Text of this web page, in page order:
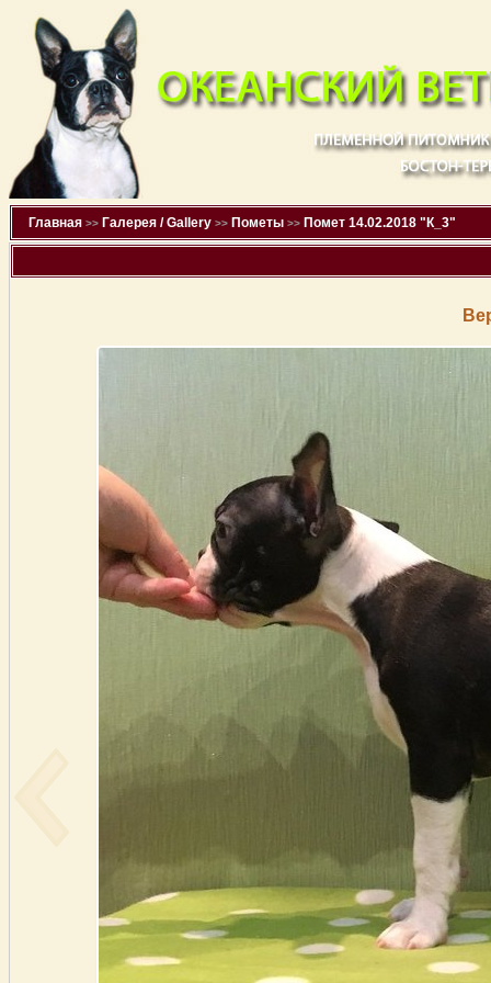
Главная >> Галерея / Gallery >> Пометы >> Помет 14.02.2018 "К_3"